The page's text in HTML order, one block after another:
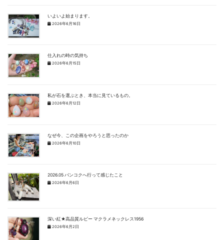
いよいよ始まります。
2026年6月16日
仕入れの時の気持ち
2026年6月15日
私が石を選ぶとき、本当に見ているもの。
2026年6月12日
なぜ今、この企画をやろうと思ったのか
2026年6月10日
2026.05 バンコクへ行って感じたこと
2026年6月6日
深い紅★高品質ルビー マクラメネックレス1956
2026年6月2日